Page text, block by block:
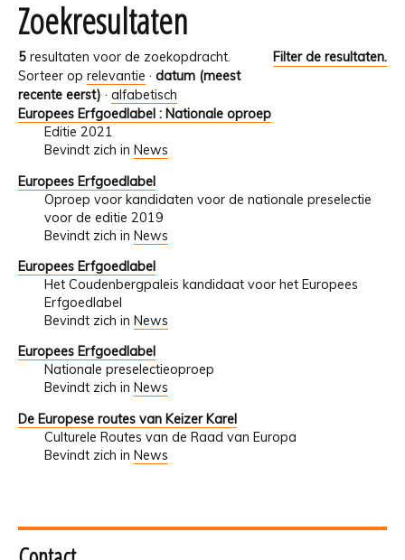
Zoekresultaten
5 resultaten voor de zoekopdracht.
Filter de resultaten.
Sorteer op relevantie · datum (meest
recente eerst) · alfabetisch
Europees Erfgoedlabel : Nationale oproep
Editie 2021
Bevindt zich in News
Europees Erfgoedlabel
Oproep voor kandidaten voor de nationale preselectie
voor de editie 2019
Bevindt zich in News
Europees Erfgoedlabel
Het Coudenbergpaleis kandidaat voor het Europees
Erfgoedlabel
Bevindt zich in News
Europees Erfgoedlabel
Nationale preselectieoproep
Bevindt zich in News
De Europese routes van Keizer Karel
Culturele Routes van de Raad van Europa
Bevindt zich in News